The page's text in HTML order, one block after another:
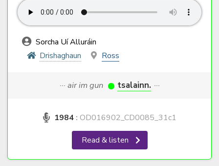
Sorcha Uí Alluráin
Drishaghaun
Ross
··· air im gun tsalainn. ···
1984 : OD016902_CD0085_31c1
Read & listen